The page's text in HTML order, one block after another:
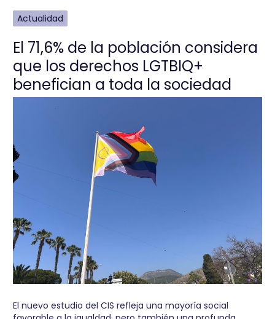
Actualidad
El 71,6% de la población considera
que los derechos LGTBIQ+
benefician a toda la sociedad
El nuevo estudio del CIS refleja una mayoría social